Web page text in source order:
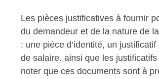
Les pièces justificatives à fournir
du demandeur et de la nature de
: une pièce d’identité, un
de salaire. ainsi que les
noter que ces documents sont à